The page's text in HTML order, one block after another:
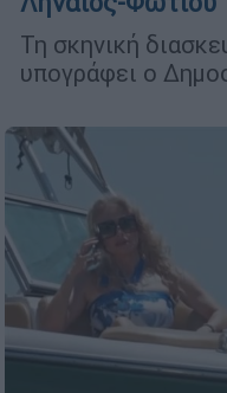
Τη σκηνική
υπογράφει ο